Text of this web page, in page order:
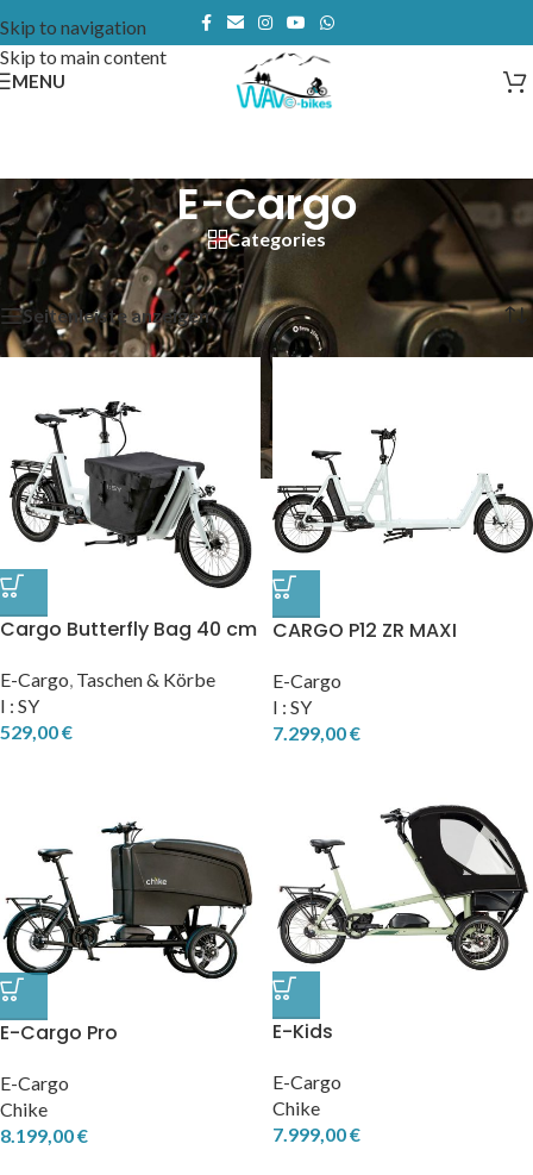
Skip to navigation
Skip to main content
MENU
E-Cargo
Categories
Start/ E-Bikes/E-Cargo Alle 10 Ergebnisse werden angezeigt
Seitenleiste anzeigen
Cargo Butterfly Bag 40 cm
E-Cargo, Taschen & Körbe
I : SY
529,00€
CARGO P12 ZR MAXI
E-Cargo
I : SY
7.299,00€
E-Cargo Pro
E-Cargo
Chike
8.199,00€
E-Kids
E-Cargo
Chike
7.999,00€